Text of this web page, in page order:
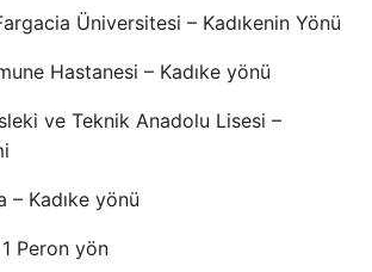
Üniversitesi – Kadıkenin Yönü
Hastanesi – Kadıke yönü
ve Teknik Anadolu Lisesi –
– Kadıke yönü
Peron yön